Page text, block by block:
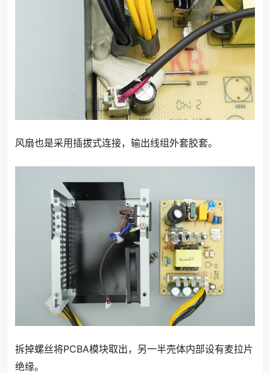
风扇也是采用插拔式连接，输出线组外套胶套。
拆掉螺丝将PCBA模块取出，另一半壳体内部设有麦拉片
绝缘。